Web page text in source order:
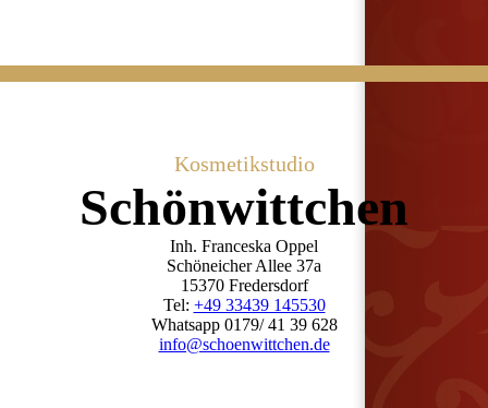
Kosmetikstudio
Schön­wittchen
Inh. Franceska Oppel
Schöneicher Allee 37a
15370 Fredersdorf
Tel: +49 33439 145530
Whatsapp 0179/ 41 39 628
info@schoenwittchen.de